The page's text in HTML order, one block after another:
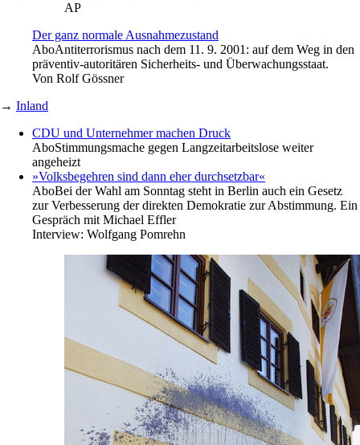
AP
Der ganz normale Ausnahmezustand
AboAntiterrorismus nach dem 11. 9. 2001: auf dem Weg in den
präventiv-autoritären Sicherheits- und Überwachungsstaat.
Von Rolf Gössner
→ Inland
CDU und Unternehmer machen Druck
AboStimmungsmache gegen Langzeitarbeitslose weiter
angeheizt
»Volksbegehren sind dann eher durchsetzbar«
AboBei der Wahl am Sonntag steht in Berlin auch ein Gesetz
zur Verbesserung der direkten Demokratie zur Abstimmung. Ein
Gespräch mit Michael Effler
Interview: Wolfgang Pomrehn